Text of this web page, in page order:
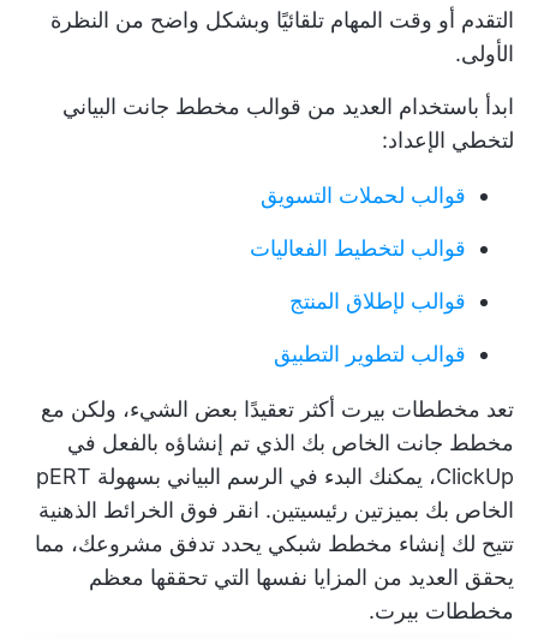
التقدم أو وقت المهام تلقائيًا وبشكل واضح من النظرة
الأولى.
ابدأ باستخدام العديد من قوالب مخطط جانت البياني
لتخطي الإعداد:
قوالب لحملات التسويق
قوالب لتخطيط الفعاليات
قوالب لإطلاق المنتج
قوالب لتطوير التطبيق
تعد مخططات بيرت أكثر تعقيدًا بعض الشيء، ولكن مع
مخطط جانت الخاص بك الذي تم إنشاؤه بالفعل في
ClickUp، يمكنك
البدء في الرسم البياني بسهولة pERT
الخاص بك بميزتين رئيسيتين. انقر فوق الخرائط الذهنية
تتيح لك إنشاء مخطط شبكي يحدد تدفق مشروعك، مما
يحقق العديد من المزايا نفسها التي تحققها معظم
مخططات بيرت.